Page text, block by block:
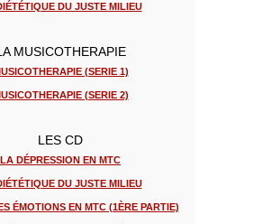
DU JUSTE MILIEU
MUSICOTHERAPIE
(SERIE 1)
(SERIE 2)
LES CD
LA DÉPRESSION EN MTC
DU JUSTE MILIEU
ÉMOTIONS EN MTC (1ÈRE PARTIE)